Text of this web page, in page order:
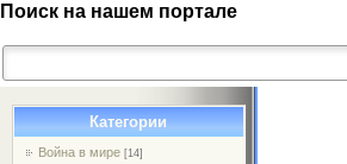
Поиск на нашем портале
Категории
Война в мире [14]